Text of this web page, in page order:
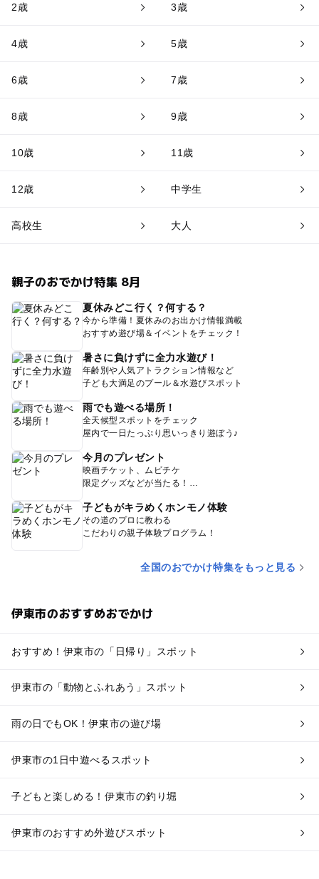
2歳 3歳
4歳 5歳
6歳 7歳
8歳 9歳
10歳 11歳
12歳 中学生
高校生 大人
親子のおでかけ特集 8月
夏休みどこ行く？何する？
今から準備！夏休みのお出かけ情報満載
おすすめ遊び場＆イベントをチェック！
暑さに負けずに全力水遊び！
年齢別や人気アトラクション情報など
子ども大満足のプール＆水遊びスポット
雨でも遊べる場所！
全天候型スポットをチェック
屋内で一日たっぷり思いっきり遊ぼう♪
今月のプレゼント
映画チケット、ムビチケ
限定グッズなどが当たる！
子どもがキラめくホンモノ体験
その道のプロに教わる
こだわりの親子体験プログラム！
全国のおでかけ特集をもっと見る
伊東市のおすすめおでかけ
おすすめ！伊東市の「日帰り」スポット
伊東市の「動物とふれあう」スポット
雨の日でもOK！伊東市の遊び場
伊東市の1日中遊べるスポット
子どもと楽しめる！伊東市の釣り堀
伊東市のおすすめ外遊びスポット